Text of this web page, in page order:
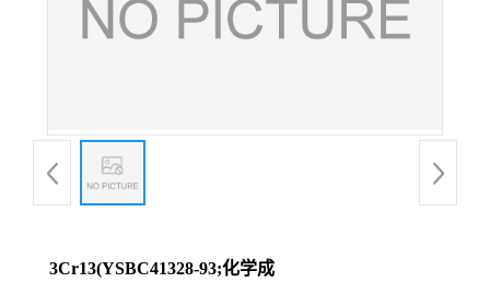
3Cr13(YSBC41328-93;化学成